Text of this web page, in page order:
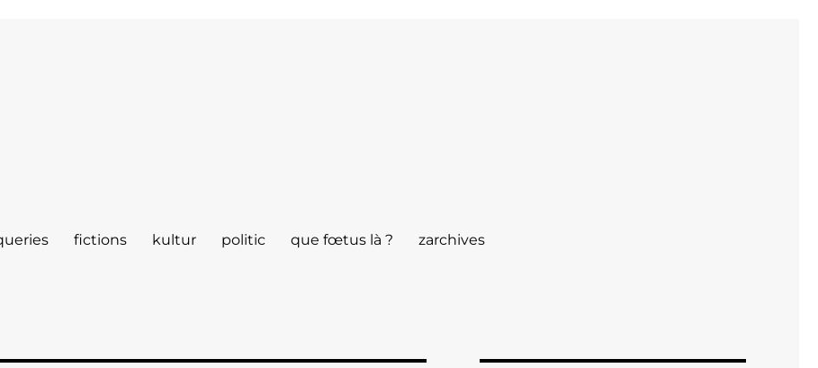
fictions kultur politic que fœtus là ? zarchives